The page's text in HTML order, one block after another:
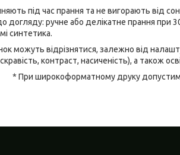
під час прання та не вигорають від
догляду: ручне або делікатне прання при
синтетика.
можуть відрізнятися, залежно від
контраст, насиченість), а також
* При широкоформатному друку